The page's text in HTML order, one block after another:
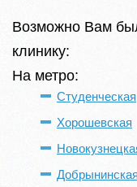
Возможно Вам
клинику:
На метро:
Студенческая
Хорошевская
Добрынинская